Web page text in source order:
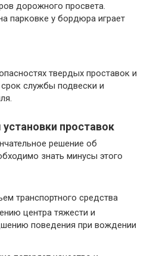
дорожного просвета.
парковке у бордюра играет
твердых проставок и
службы подвески и
проставок
решение об
знать минусы этого
транспортного средства
центра тяжести и
поведения при вождении